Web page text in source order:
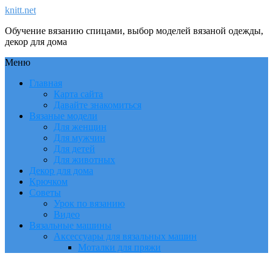
knitt.net
Обучение вязанию спицами, выбор моделей вязаной одежды,
декор для дома
Меню
Главная
Карта сайта
Давайте знакомиться
Вязаные модели
Для женщин
Для мужчин
Для детей
Для животных
Декор для дома
Крючком
Советы
Урок по вязанию
Видео
Вязальные машины
Аксессуары для вязальных машин
Моталки для пряжи